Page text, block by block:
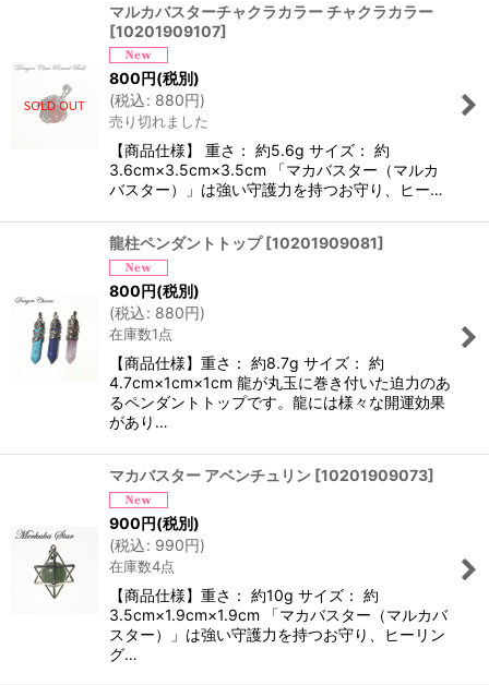
マルカバスターチャクラカラー チャクラカラー
[10201909107]
800円(税別)
(税込: 880円)
売り切れました
【商品仕様】 重さ： 約5.6g サイズ： 約
3.6cm×3.5cm×3.5cm 「マカバスター（マルカ
バスター）」は強い守護力を持つお守り、ヒー…
龍柱ペンダントトップ [10201909081]
800円(税別)
(税込: 880円)
在庫数1点
【商品仕様】重さ： 約8.7g サイズ： 約
4.7cm×1cm×1cm 龍が丸玉に巻き付いた迫力のあ
るペンダントトップです。龍には様々な開運効果
があり…
マカバスター アベンチュリン [10201909073]
900円(税別)
(税込: 990円)
在庫数4点
【商品仕様】重さ： 約10g サイズ： 約
3.5cm×1.9cm×1.9cm 「マカバスター（マルカバ
スター）」は強い守護力を持つお守り、ヒーリン
グ…